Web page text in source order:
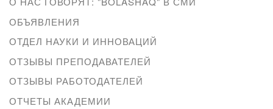
ОБЪЯВЛЕНИЯ
ОТДЕЛ НАУКИ И ИННОВАЦИЙ
ОТЗЫВЫ ПРЕПОДАВАТЕЛЕЙ
ОТЗЫВЫ РАБОТОДАТЕЛЕЙ
ОТЧЕТЫ АКАДЕМИИ